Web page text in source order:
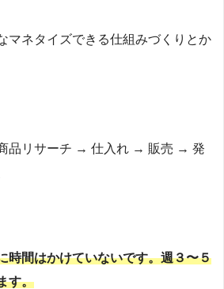
マネタイズできる仕組みづくりとか
品リサーチ → 仕入れ → 販売 → 発
時間はかけていないです。週３〜５
す。